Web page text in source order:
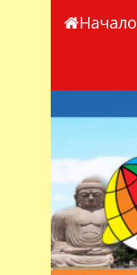
Начало